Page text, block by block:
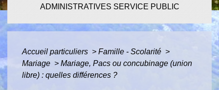
ADMINISTRATIVES SERVICE PUBLIC
Accueil particuliers > Famille - Scolarité >
Mariage > Mariage, Pacs ou concubinage (union
libre) : quelles différences ?